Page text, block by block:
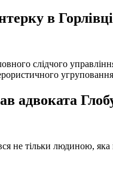
в
слідчого
адвоката
не тільки людиною,